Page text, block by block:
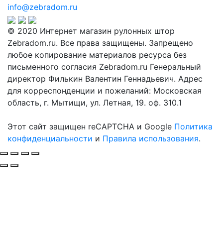
info@zebradom.ru
© 2020 Интернет магазин рулонных штор
Zebradom.ru. Все права защищены. Запрещено
любое копирование материалов ресурса без
письменного согласия Zebradom.ru Генеральный
директор Филькин Валентин Геннадьевич. Адрес
для корреспонденции и пожеланий: Московская
область, г. Мытищи, ул. Летная, 19. оф. 310.1
Этот сайт защищен reCAPTCHA и Google Политика
конфиденциальности и Правила использования.